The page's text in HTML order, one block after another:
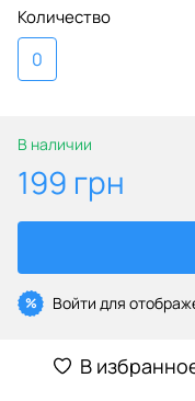
Количество
0
В наличии
199 грн
% Войти для
В